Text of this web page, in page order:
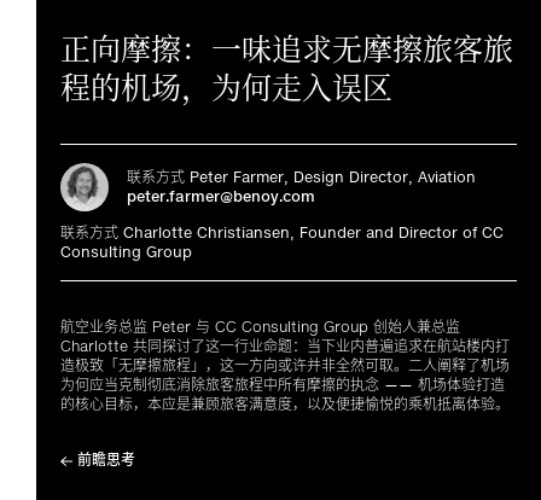
正向摩擦：一味追求无摩擦旅客旅
程的机场，为何走入误区
联系方式 Peter Farmer, Design Director, Aviation
peter.farmer@benoy.com
联系方式 Charlotte Christiansen, Founder and Director of CC
Consulting Group
航空业务总监 Peter 与 CC Consulting Group 创始人兼总监
Charlotte 共同探讨了这一行业命题：当下业内普遍追求在航站楼内打
造极致「无摩擦旅程」，这一方向或许并非全然可取。二人阐释了机场
为何应当克制彻底消除旅客旅程中所有摩擦的执念 —— 机场体验打造
的核心目标，本应是兼顾旅客满意度，以及便捷愉悦的乘机抵离体验。
前瞻思考